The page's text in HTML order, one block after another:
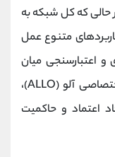
که کل شبکه به‌
متنوع عمل
و اعتبارسنجی میان
جامعه جهانی خود و استفاده از توکن اختصاصی آلو (ALLO)،
اعتماد و حاکمیت